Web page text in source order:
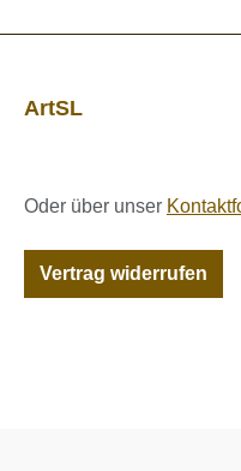
ArtSL
Oder über unser
Vertrag widerrufen